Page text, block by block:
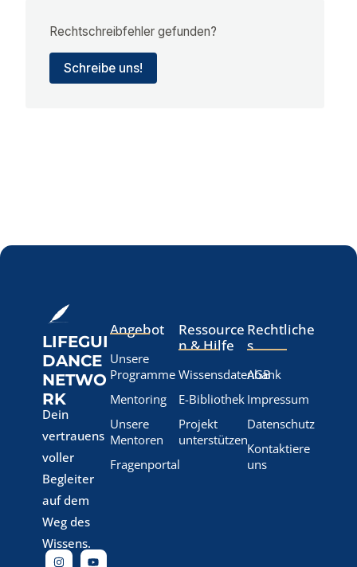
Rechtschreibfehler gefunden?
Schreibe uns!
LIFEGUI
DANCE
NETWO
RK
Dein
vertrauens
voller
Begleiter
auf dem
Weg des
Wissens.
Angebot
Unsere
Programme
Mentoring
Unsere
Mentoren
Fragenportal
Ressource
n & Hilfe
Wissensdatenbank
E-Bibliothek
Projekt
unterstützen
Rechtliche
s
AGB
Impressum
Datenschutz
Kontaktiere
uns